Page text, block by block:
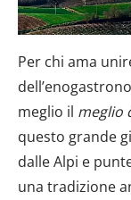
Per chi ama
meglio il meglio
questo grande
dalle Alpi e
una tradizione